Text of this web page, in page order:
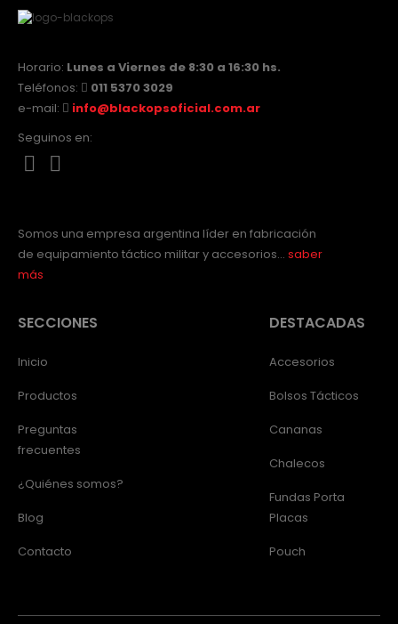
Horario: Lunes a Viernes de 8:30 a 16:30 hs.
Teléfonos:
011 5370 3029
e-mail:
info@blackopsoficial.com.ar
Seguinos en:
Somos una empresa argentina líder en fabricación
de equipamiento táctico militar y accesorios… saber
más
SECCIONES
Inicio
Productos
Preguntas
frecuentes
¿Quiénes somos?
Blog
Contacto
DESTACADAS
Accesorios
Bolsos Tácticos
Cananas
Chalecos
Fundas Porta
Placas
Pouch